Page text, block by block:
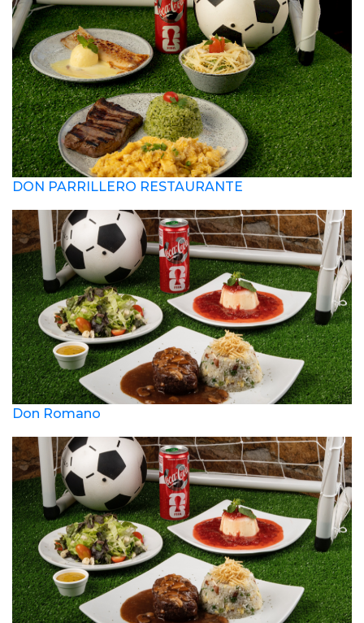
DON PARRILLERO RESTAURANTE
Don Romano